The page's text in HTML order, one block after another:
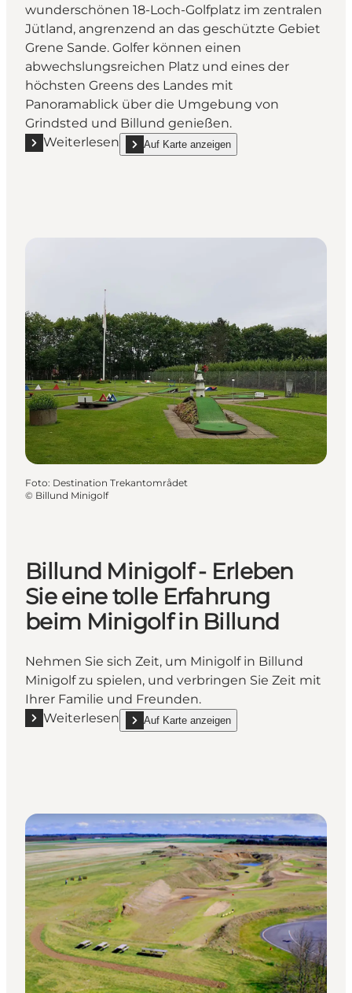
wunderschönen 18-Loch-Golfplatz im zentralen
Jütland, angrenzend an das geschützte Gebiet
Grene Sande. Golfer können einen
abwechslungsreichen Platz und eines der
höchsten Greens des Landes mit
Panoramablick über die Umgebung von
Grindsted und Billund genießen.
Weiterlesen
Mehr erfahren "Gyttegaard Golf Club in Billund"
Auf Karte anzeigen
show Gyttegaard Golf Club in Billund on_map
Foto: Destination Trekantområdet
© Billund Minigolf
Billund Minigolf - Erleben
Sie eine tolle Erfahrung
beim Minigolf in Billund
Nehmen Sie sich Zeit, um Minigolf in Billund
Minigolf zu spielen, und verbringen Sie Zeit mit
Ihrer Familie und Freunden.
Weiterlesen
Mehr erfahren "Billund Minigolf - Erleben Sie eine
Auf Karte anzeigen
show Billund Minigolf - Erleben Sie eine tolle